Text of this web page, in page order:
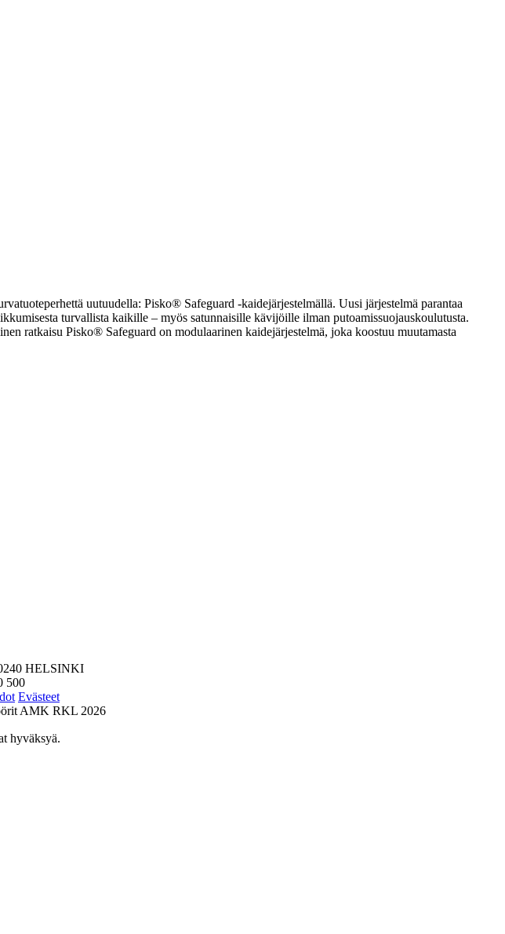
uutuudella: Pisko® Safeguard -kaidejärjestelmällä. Uusi järjestelmä parantaa
turvallista kaikille – myös satunnaisille kävijöille ilman putoamissuojauskoulutusta.
ratkaisu Pisko® Safeguard on modulaarinen kaidejärjestelmä, joka koostuu muutamasta
HELSINKI
500
Evästeet
AMK RKL 2026
hyväksyä.